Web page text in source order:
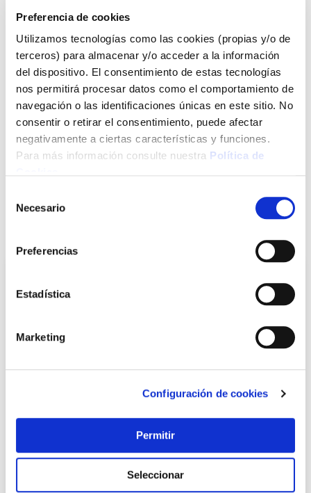
Preferencia de cookies
Utilizamos tecnologías como las cookies (propias y/o de
terceros) para almacenar y/o acceder a la información
del dispositivo. El consentimiento de estas tecnologías
nos permitirá procesar datos como el comportamiento de
navegación o las identificaciones únicas en este sitio. No
consentir o retirar el consentimiento, puede afectar
negativamente a ciertas características y funciones.
Para más información consulte nuestra Política de
Necesario
Preferencias
Estadística
Marketing
Configuración de cookies
Permitir
Seleccionar
Click&Collect - Recogida gratis
en nuestras tiendas
Envío a domicilio:
5 días hábiles
+ INFO
Serrucho carp punta 250mm 7dpp m/ab. mad d/t a/c
bellota
19,75 €